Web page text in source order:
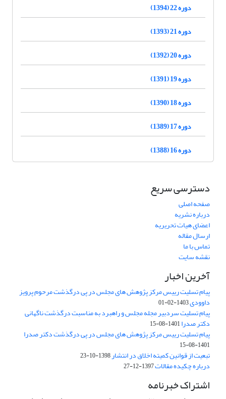
دوره 22 (1394)
دوره 21 (1393)
دوره 20 (1392)
دوره 19 (1391)
دوره 18 (1390)
دوره 17 (1389)
دوره 16 (1388)
دسترسی سریع
صفحه اصلی
درباره نشریه
اعضای هیات تحریریه
ارسال مقاله
تماس با ما
نقشه سایت
آخرین اخبار
پیام تسلیت رییس مرکز پژوهش های مجلس در پی درگذشت مرحوم پرویز
داوودی1403-02-01
پیام تسلیت سردبیر مجله مجلس و راهبرد به مناسبت درگذشت ناگهانی
دکتر صدرا1401-08-15
پیام تسلیت رییس مرکز پژوهش های مجلس در پی درگذشت دکتر صدرا
1401-08-15
تبعیت از قوانین کمیته اخلاق در انتشار1398-10-23
درباره چکیده مقالات1397-12-27
اشتراک خبرنامه